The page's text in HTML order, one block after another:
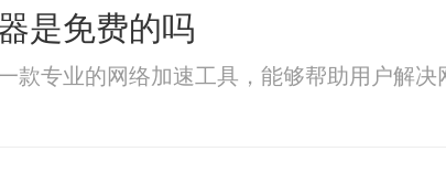
是免费的吗
款专业的网络加速工具，能够帮助用户解